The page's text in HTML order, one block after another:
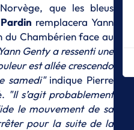
que les bleus
remplacera Yann
du Chambérien face au
Genty a ressenti une
est allée crescendo
samedi"indique Pierre
"Il s’agit probablement
le mouvement de sa
pour la suite de la